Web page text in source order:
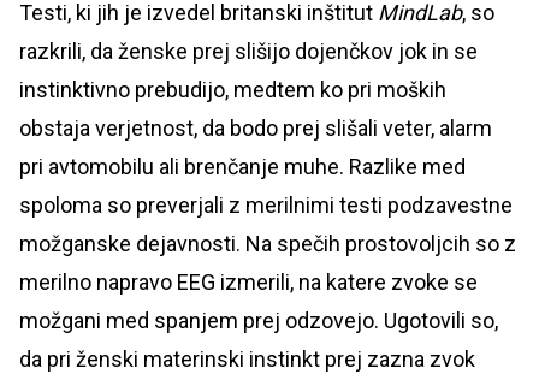
Testi, ki jih je izvedel britanski inštitut MindLab, so
razkrili, da ženske prej slišijo dojenčkov jok in se
instinktivno prebudijo, medtem ko pri moških
obstaja verjetnost, da bodo prej slišali veter, alarm
pri avtomobilu ali brenčanje muhe. Razlike med
spoloma so preverjali z merilnimi testi podzavestne
možganske dejavnosti. Na spečih prostovoljcih so z
merilno napravo EEG izmerili, na katere zvoke se
možgani med spanjem prej odzovejo. Ugotovili so,
da pri ženski materinski instinkt prej zazna zvok